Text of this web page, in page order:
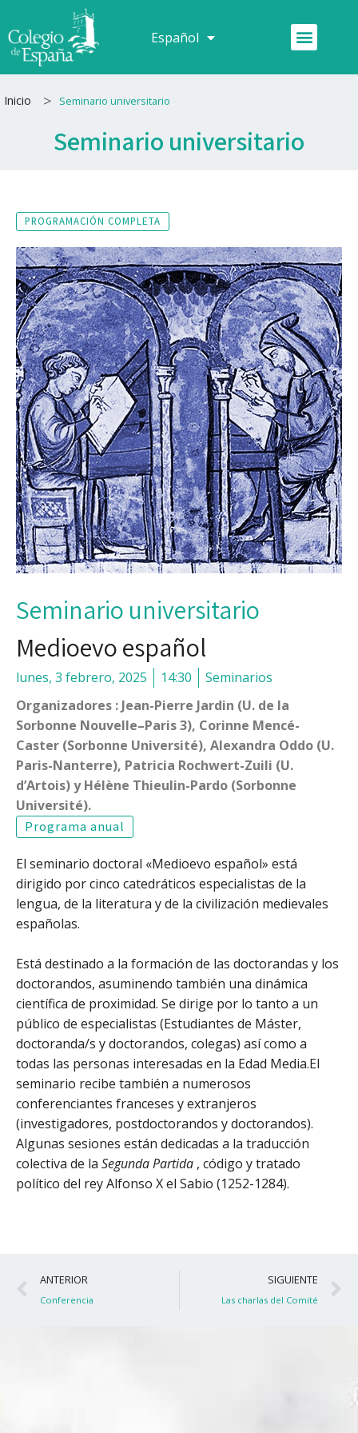
al
contenido
Español
Français Menú
Inicio > Seminario universitario
Seminario universitario
PROGRAMACIÓN COMPLETA
Seminario universitario
Medioevo español
lunes, 3 febrero, 2025 14:30
Seminarios
Organizadores : Jean-Pierre Jardin (U. de la
Sorbonne Nouvelle–Paris 3), Corinne Mencé-
Caster (Sorbonne Université), Alexandra Oddo (U.
Paris-Nanterre), Patricia Rochwert-Zuili (U.
d’Artois) y Hélène Thieulin-Pardo (Sorbonne
Université).
Programa anual
El seminario doctoral «Medioevo español» está
dirigido por cinco catedráticos especialistas de la
lengua, de la literatura y de la civilización medievales
españolas.
Está destinado a la formación de las doctorandas y los
doctorandos, asuminendo también una dinámica
científica de proximidad. Se dirige por lo tanto a un
público de especialistas (Estudiantes de Máster,
doctoranda/s y doctorandos, colegas) así como a
todas las personas interesadas en la Edad Media.El
seminario recibe también a numerosos
conferenciantes franceses y extranjeros
(investigadores, postdoctorandos y doctorandos).
Algunas sesiones están dedicadas a la traducción
colectiva de la Segunda Partida , código y tratado
político del rey Alfonso X el Sabio (1252-1284).
Ant
ANTERIOR
Conferencia
SIGUIENTE
Las charlas del Comité